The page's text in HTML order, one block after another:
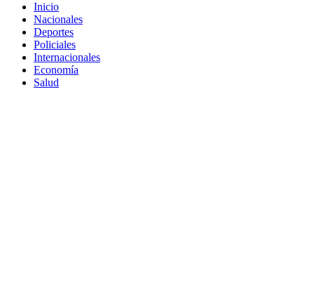
Inicio
Nacionales
Deportes
Policiales
Internacionales
Economía
Salud